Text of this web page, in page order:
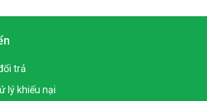
trả
lý khiếu nại